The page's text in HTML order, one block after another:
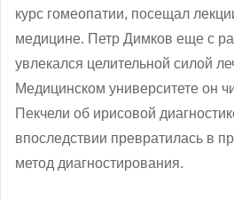
курс гомеопатии, посещал
медицине. Петр Димков еще с
увлекался целительной силой
Медицинском университете он
Пекчели об ирисовой
впоследствии превратилась в
метод диагностирования.